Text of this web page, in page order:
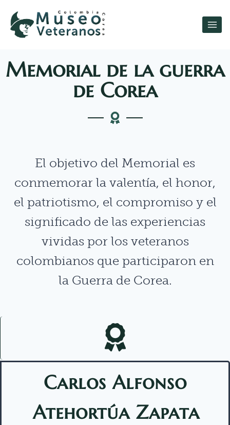
Memorial de la guerra
de Corea
El objetivo del Memorial es
conmemorar la valentía, el honor,
el patriotismo, el compromiso y el
significado de las experiencias
vividas por los veteranos
colombianos que participaron en
la Guerra de Corea.
Carlos Alfonso
Atehortúa Zapata